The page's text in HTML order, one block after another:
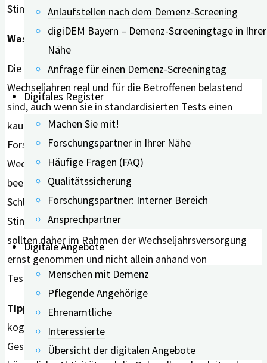
Anlaufstellen nach dem Demenz-Screening
digiDEM Bayern – Demenz-Screeningtage in Ihrer
Nähe
Anfrage für einen Demenz-Screeningtag
Digitales Register
Machen Sie mit!
Forschungspartner in Ihrer Nähe
Häufige Fragen (FAQ)
Qualitätssicherung
Forschungspartner: Interner Bereich
Ansprechpartner
Digitale Angebote
Menschen mit Demenz
Pflegende Angehörige
Ehrenamtliche
Interessierte
Übersicht der digitalen Angebote
Stimmung.
Was die Ergebnisse bedeuten
Die Studie legt nahe, dass kognitive Beschwerden in den
Wechseljahren real und für die Betroffenen belastend
sind, auch wenn sie in standardisierten Tests einen
kaum messbaren Leistungsrückgang abbilden. Die
Forschenden betonen, dass Gehirnnebel in den
Wechseljahren wahrscheinlich von mehreren Faktoren
beeinflusst wird, darunter hormonelle Schwankungen,
Schlafprobleme und begleitende
Stimmungsveränderungen. Subjektive Beschwerden
sollten daher im Rahmen der Wechseljahrsversorgung
ernst genommen und nicht allein anhand von
Testergebnissen beurteilt werden.
Tipp für die Praxis:Wenn Sie in den Wechseljahren
kognitive Beschwerden wahrnehmen, lohnt sich das
Gespräch mit der Ärztin oder dem Arzt. Schlaf,